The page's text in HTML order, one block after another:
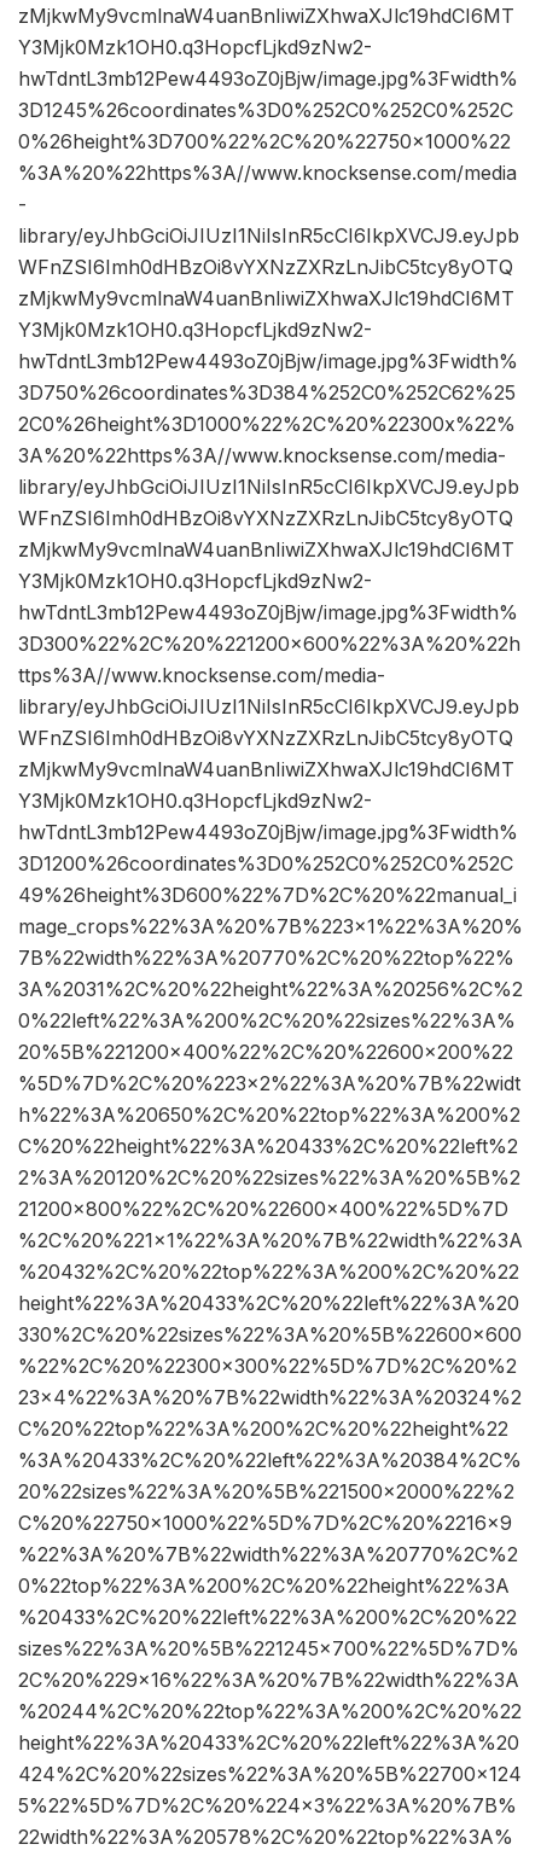
zMjkwMy9vcmlnaW4uanBnIiwiZXhwaXJlc19hdCI6MT
Y3Mjk0Mzk1OH0.q3HopcfLjkd9zNw2-
hwTdntL3mb12Pew4493oZ0jBjw/image.jpg%3Fwidth%
3D1245%26coordinates%3D0%252C0%252C0%252C
0%26height%3D700%22%2C%20%22750×1000%22
%3A%20%22https%3A//www.knocksense.com/media
-
library/eyJhbGciOiJIUzI1NiIsInR5cCI6IkpXVCJ9.eyJpb
WFnZSI6Imh0dHBzOi8vYXNzZXRzLnJibC5tcy8yOTQ
zMjkwMy9vcmlnaW4uanBnIiwiZXhwaXJlc19hdCI6MT
Y3Mjk0Mzk1OH0.q3HopcfLjkd9zNw2-
hwTdntL3mb12Pew4493oZ0jBjw/image.jpg%3Fwidth%
3D750%26coordinates%3D384%252C0%252C62%25
2C0%26height%3D1000%22%2C%20%22300x%22%
3A%20%22https%3A//www.knocksense.com/media-
library/eyJhbGciOiJIUzI1NiIsInR5cCI6IkpXVCJ9.eyJpb
WFnZSI6Imh0dHBzOi8vYXNzZXRzLnJibC5tcy8yOTQ
zMjkwMy9vcmlnaW4uanBnIiwiZXhwaXJlc19hdCI6MT
Y3Mjk0Mzk1OH0.q3HopcfLjkd9zNw2-
hwTdntL3mb12Pew4493oZ0jBjw/image.jpg%3Fwidth%
3D300%22%2C%20%221200×600%22%3A%20%22h
ttps%3A//www.knocksense.com/media-
library/eyJhbGciOiJIUzI1NiIsInR5cCI6IkpXVCJ9.eyJpb
WFnZSI6Imh0dHBzOi8vYXNzZXRzLnJibC5tcy8yOTQ
zMjkwMy9vcmlnaW4uanBnIiwiZXhwaXJlc19hdCI6MT
Y3Mjk0Mzk1OH0.q3HopcfLjkd9zNw2-
hwTdntL3mb12Pew4493oZ0jBjw/image.jpg%3Fwidth%
3D1200%26coordinates%3D0%252C0%252C0%252C
49%26height%3D600%22%7D%2C%20%22manual_i
mage_crops%22%3A%20%7B%223×1%22%3A%20%
7B%22width%22%3A%20770%2C%20%22top%22%
3A%2031%2C%20%22height%22%3A%20256%2C%2
0%22left%22%3A%200%2C%20%22sizes%22%3A%
20%5B%221200×400%22%2C%20%22600×200%22
%5D%7D%2C%20%223×2%22%3A%20%7B%22widt
h%22%3A%20650%2C%20%22top%22%3A%200%2
C%20%22height%22%3A%20433%2C%20%22left%2
2%3A%20120%2C%20%22sizes%22%3A%20%5B%2
21200×800%22%2C%20%22600×400%22%5D%7D
%2C%20%221×1%22%3A%20%7B%22width%22%3A
%20432%2C%20%22top%22%3A%200%2C%20%22
height%22%3A%20433%2C%20%22left%22%3A%20
330%2C%20%22sizes%22%3A%20%5B%22600×600
%22%2C%20%22300×300%22%5D%7D%2C%20%2
23×4%22%3A%20%7B%22width%22%3A%20324%2
C%20%22top%22%3A%200%2C%20%22height%22
%3A%20433%2C%20%22left%22%3A%20384%2C%
20%22sizes%22%3A%20%5B%221500×2000%22%2
C%20%22750×1000%22%5D%7D%2C%20%2216×9
%22%3A%20%7B%22width%22%3A%20770%2C%2
0%22top%22%3A%200%2C%20%22height%22%3A
%20433%2C%20%22left%22%3A%200%2C%20%22
sizes%22%3A%20%5B%221245×700%22%5D%7D%
2C%20%229×16%22%3A%20%7B%22width%22%3A
%20244%2C%20%22top%22%3A%200%2C%20%22
height%22%3A%20433%2C%20%22left%22%3A%20
424%2C%20%22sizes%22%3A%20%5B%22700×124
5%22%5D%7D%2C%20%224×3%22%3A%20%7B%
22width%22%3A%20578%2C%20%22top%22%3A%